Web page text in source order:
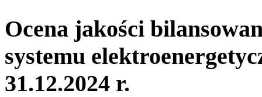
Ocena jakości
systemu
31.12.2024 r.